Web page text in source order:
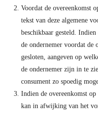
Voordat de overeenkomst
tekst van deze algemene
beschikbaar gesteld.
de ondernemer voordat de
gesloten, aangeven op
de ondernemer zijn in te
consument zo spoedig
Indien de overeenkomst
kan in afwijking van het